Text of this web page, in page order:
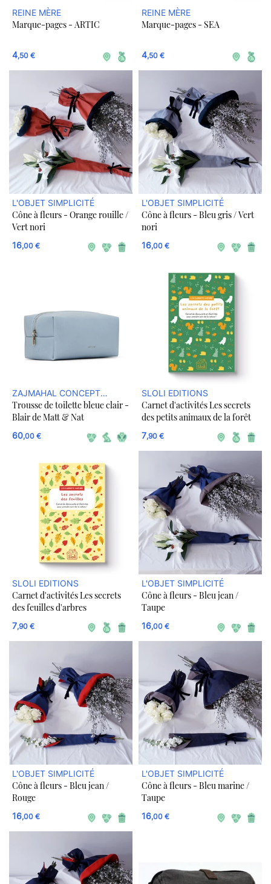
REINE MÈRE
Marque-pages - ARTIC
4,50 €
REINE MÈRE
Marque-pages - SEA
4,50 €
L'OBJET SIMPLICITÉ
Cône à fleurs - Orange rouille /
Vert nori
16,00 €
L'OBJET SIMPLICITÉ
Cône à fleurs - Bleu gris / Vert
nori
16,00 €
ZAJMAHAL CONCEPT
STORE DURABLE
Trousse de toilette bleue clair -
Blair de Matt & Nat
60,00 €
SLOLI EDITIONS
Carnet d'activités Les secrets
des petits animaux de la forêt
7,90 €
SLOLI EDITIONS
Carnet d'activités Les secrets
des feuilles d'arbres
7,90 €
L'OBJET SIMPLICITÉ
Cône à fleurs - Bleu jean /
Taupe
16,00 €
L'OBJET SIMPLICITÉ
Cône à fleurs - Bleu jean /
Rouge
16,00 €
L'OBJET SIMPLICITÉ
Cône à fleurs - Bleu marine /
Taupe
16,00 €